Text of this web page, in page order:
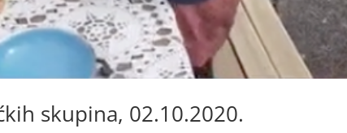
skupina, 02.10.2020.